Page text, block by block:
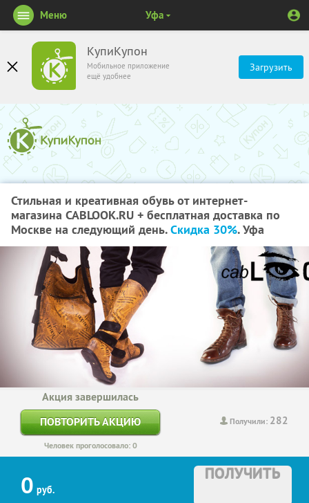
КупиКупон
Мобильное приложение
ещё удобнее
Загрузить
Меню Уфа
Стильная и креативная обувь от интернет-
магазина CABLOOK.RU + бесплатная доставка по
Москве на следующий день.Скидка 30%. Уфа
Получили: 282
Акция завершилась
ПОВТОРИТЬ АКЦИЮ
Человек проголосовало: 0
0 руб.
ПОЛУЧИТЬ